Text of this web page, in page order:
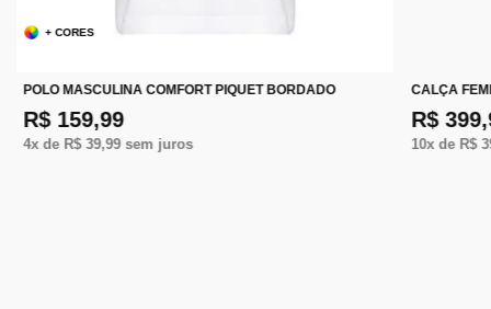
+ CORES
POLO MASCULINA COMFORT PIQUET BORDADO
R$ 159,99
4x de R$ 39,99sem juros
CALÇA
R$
10x de R$